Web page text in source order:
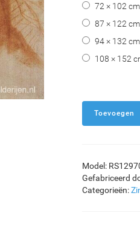
72 × 102
87 × 122
94 × 132
108 × 152
Model:
Gefabriceerd
Categorieën: